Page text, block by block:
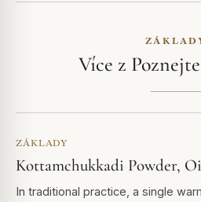
Více z
ZÁKLADY
Kottamchukkadi Powder,
In traditional practice, a single